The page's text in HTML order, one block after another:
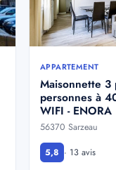
APPARTEMENT
Maisonnette 3
personnes à
WIFI - ENORA
56370 Sarzeau
5,8 · 13 avis